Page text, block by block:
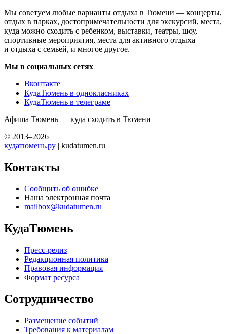
Мы советуем любые варианты отдыха в Тюмени — концерты,
отдых в парках, достопримечательности для экскурсий, места,
куда можно сходить с ребенком, выставки, театры, шоу,
спортивные мероприятия, места для активного отдыха
и отдыха с семьей, и многое другое.
Мы в социальных сетях
Вконтакте
КудаТюмень в однокласниках
КудаТюмень в телеграме
Афиша Тюмень — куда сходить в Тюмени
© 2013–2026
кудатюмень.ру | kudatumen.ru
Контакты
Сообщить об ошибке
Наша электронная почта
mailbox@kudatumen.ru
КудаТюмень
Пресс-релиз
Редакционная политика
Правовая информация
Формат ресурса
Сотрудничество
Размещение событий
Требования к материалам